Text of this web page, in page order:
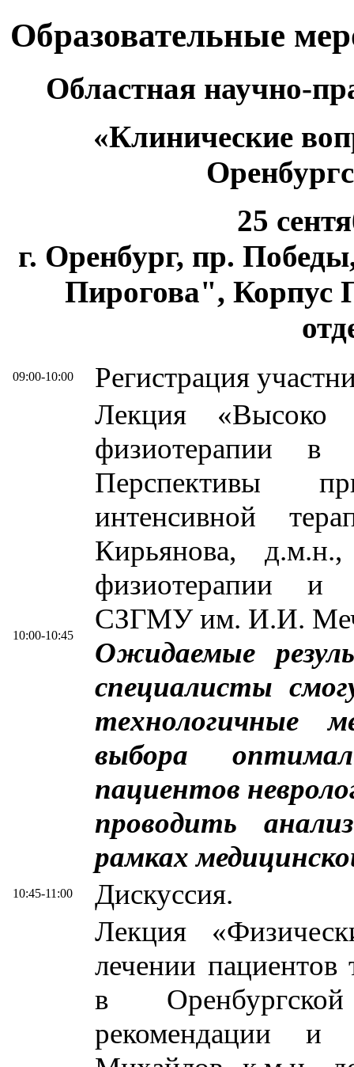
Образовательные
Областная научно-
«Клинические
25
г. Оренбург, пр.
Пирогова", Корпус
09:00-10:00 Регистрация
10:00-10:45
Лекция «Высоко
физиотерапии
Перспективы
интенсивной
Кирьянова,
физиотерапии и
СЗГМУ им. И.И.
Ожидаемые
специалисты
технологичные
выбора
пациентов
проводить
рамках
10:45-11:00
Дискуссия.
Лекция
лечении пациентов
в
рекомендации и